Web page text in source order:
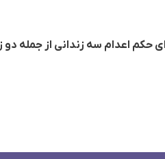
حکم اعدام سه زندانی از جمله